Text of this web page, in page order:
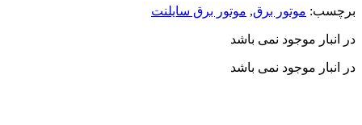
برچسب: موتور برق, موتور برق سایلنت
در انبار موجود نمی باشد
در انبار موجود نمی باشد